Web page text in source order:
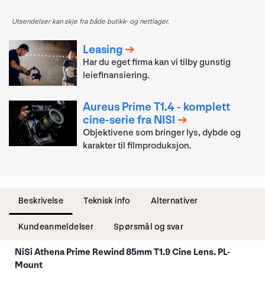
Utsendelser kan skje fra både butikk- og nettlager.
Leasing
Har du eget firma kan vi tilby gunstig
leiefinansiering.
Aureus Prime T1.4 - komplett
cine-serie fra NISI
Objektivene som bringer lys, dybde og
karakter til filmproduksjon.
Beskrivelse Teknisk info Alternativer
Kundeanmeldelser Spørsmål og svar
NiSi Athena Prime Rewind 85mm T1.9 Cine Lens. PL-
Mount